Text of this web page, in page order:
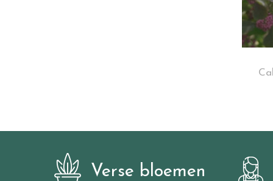
Verse bloemen